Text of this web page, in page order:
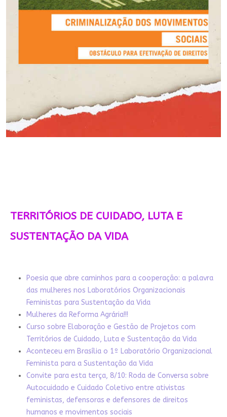
TERRITÓRIOS DE CUIDADO, LUTA E
SUSTENTAÇÃO DA VIDA
Poesia que abre caminhos para a cooperação: a palavra
das mulheres nos Laboratórios Organizacionais
Feministas para Sustentação da Vida
Mulheres da Reforma Agrária!!!
Curso sobre Elaboração e Gestão de Projetos com
Territórios de Cuidado, Luta e Sustentação da Vida
Aconteceu em Brasília o 1º Laboratório Organizacional
Feminista para a Sustentação da Vida
Convite para esta terça, 8/10: Roda de Conversa sobre
Autocuidado e Cuidado Coletivo entre ativistas
feministas, defensoras e defensores de direitos
humanos e movimentos sociais